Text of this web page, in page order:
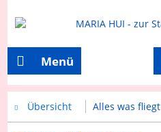
Menü
Übersicht Alles was fliegt